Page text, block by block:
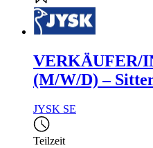
VERKÄUFER/
(M/W/D) –
JYSK SE
Teilzeit